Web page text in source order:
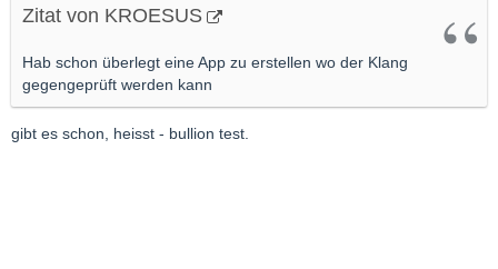
Zitat von KROESUS
Hab schon überlegt eine App zu erstellen wo der Klang
gegengeprüft werden kann
gibt es schon, heisst - bullion test.